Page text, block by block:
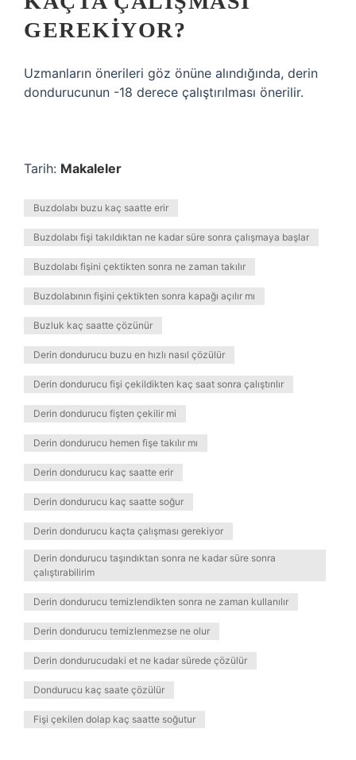
GEREKIYOR?
Uzmanların önerileri göz önüne alındığında, derin
dondurucunun -18 derece çalıştırılması önerilir.
Tarih: Makaleler
Buzdolabı buzu kaç saatte erir
Buzdolabı fişi takıldıktan ne kadar süre sonra çalışmaya başlar
Buzdolabı fişini çektikten sonra ne zaman takılır
Buzdolabının fişini çektikten sonra kapağı açılır mı
Buzluk kaç saatte çözünür
Derin dondurucu buzu en hızlı nasıl çözülür
Derin dondurucu fişi çekildikten kaç saat sonra çalıştırılır
Derin dondurucu fişten çekilir mi
Derin dondurucu hemen fişe takılır mı
Derin dondurucu kaç saatte erir
Derin dondurucu kaç saatte soğur
Derin dondurucu kaçta çalışması gerekiyor
Derin dondurucu taşındıktan sonra ne kadar süre sonra
çalıştırabilirim
Derin dondurucu temizlendikten sonra ne zaman kullanılır
Derin dondurucu temizlenmezse ne olur
Derin dondurucudaki et ne kadar sürede çözülür
Dondurucu kaç saate çözülür
Fişi çekilen dolap kaç saatte soğutur